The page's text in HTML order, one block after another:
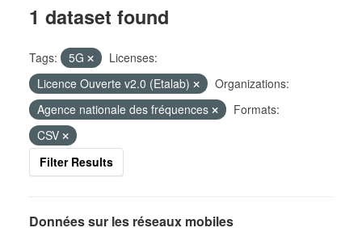
1 dataset found
Tags: 5G
Licenses:
Licence Ouverte v2.0 (Etalab)
Organizations:
Agence nationale des fréquences
Formats:
CSV
Filter Results
Données sur les réseaux mobiles